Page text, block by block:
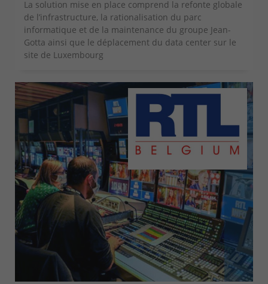
La solution mise en place comprend la refonte globale
de l’infrastructure, la rationalisation du parc
informatique et de la maintenance du groupe Jean-
Gotta ainsi que le déplacement du data center sur le
site de Luxembourg